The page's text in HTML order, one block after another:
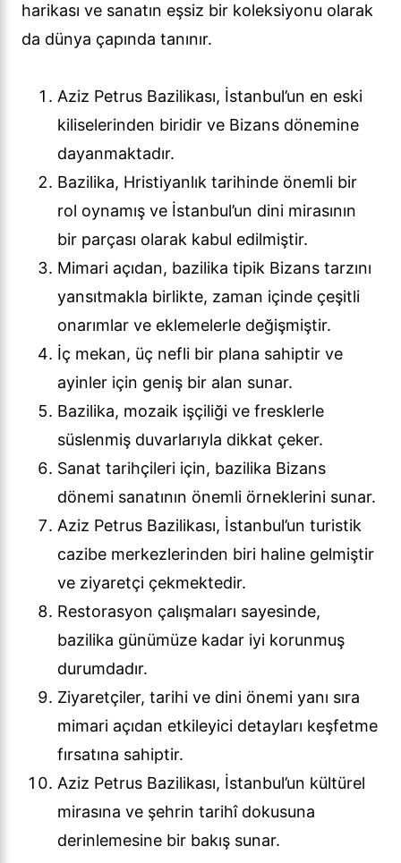
harikası ve sanatın eşsiz bir koleksiyonu olarak
da dünya çapında tanınır.
Aziz Petrus Bazilikası, İstanbul’un en eski
kiliselerinden biridir ve Bizans dönemine
dayanmaktadır.
Bazilika, Hristiyanlık tarihinde önemli bir
rol oynamış ve İstanbul’un dini mirasının
bir parçası olarak kabul edilmiştir.
Mimari açıdan, bazilika tipik Bizans tarzını
yansıtmakla birlikte, zaman içinde çeşitli
onarımlar ve eklemelerle değişmiştir.
İç mekan, üç nefli bir plana sahiptir ve
ayinler için geniş bir alan sunar.
Bazilika, mozaik işçiliği ve fresklerle
süslenmiş duvarlarıyla dikkat çeker.
Sanat tarihçileri için, bazilika Bizans
dönemi sanatının önemli örneklerini sunar.
Aziz Petrus Bazilikası, İstanbul’un turistik
cazibe merkezlerinden biri haline gelmiştir
ve ziyaretçi çekmektedir.
Restorasyon çalışmaları sayesinde,
bazilika günümüze kadar iyi korunmuş
durumdadır.
Ziyaretçiler, tarihi ve dini önemi yanı sıra
mimari açıdan etkileyici detayları keşfetme
fırsatına sahiptir.
Aziz Petrus Bazilikası, İstanbul’un kültürel
mirasına ve şehrin tarihî dokusuna
derinlemesine bir bakış sunar.